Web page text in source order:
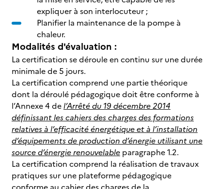
expliquer à son interlocuteur ;
Planifier la maintenance de la pompe à
chaleur.
Modalités d'évaluation :
La certification se déroule en continu sur une durée
minimale de 5 jours.
La certification comprend une partie théorique
dont la déroulé pédagogique doit être conforme à
l’Annexe 4 del’Arrêté du 19 décembre 2014
définissant les cahiers des charges des formations
relatives à l’efficacité énergétique et à l’installation
d’équipements de production d’énergie utilisant une
source d’énergie renouvelable paragraphe 1.2.
La certification comprend la réalisation de travaux
pratiques sur une plateforme pédagogique